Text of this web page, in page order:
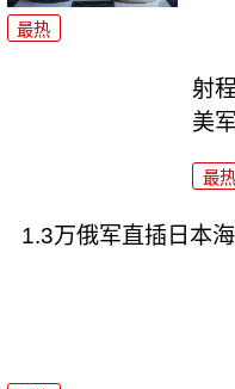
最热
射
美
最热
1.3万俄军直插日本